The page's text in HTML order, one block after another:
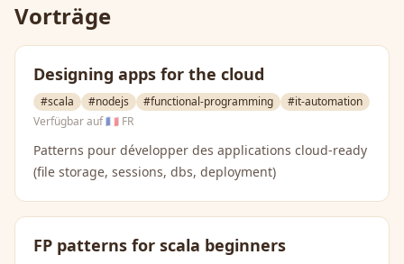
Vorträge
Designing apps for the cloud
#scala #nodejs #functional-programming
#it-automation
Verfügbar auf🇫🇷 FR
Patterns pour développer des applications cloud-ready
(file storage, sessions, dbs, deployment)
FP patterns for scala beginners